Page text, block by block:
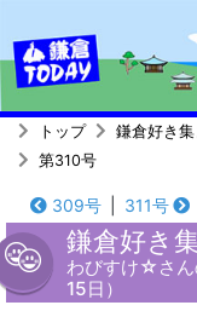
トップ 鎌倉好き集
第310号
309号 311号
鎌倉好き
わびすけ☆さん
15日）